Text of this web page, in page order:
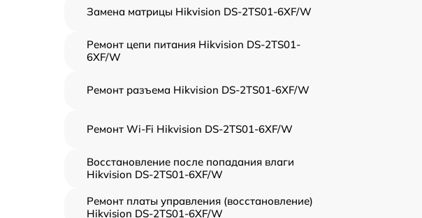
Замена матрицы Hikvision DS-2TS01-6XF/W
Ремонт цепи питания Hikvision DS-2TS01-
6XF/W
Ремонт разъема Hikvision DS-2TS01-6XF/W
Ремонт Wi-Fi Hikvision DS-2TS01-6XF/W
Восстановление после попадания влаги
Hikvision DS-2TS01-6XF/W
Ремонт платы управления (восстановление)
Hikvision DS-2TS01-6XF/W